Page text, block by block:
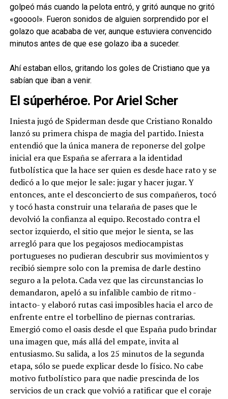
golpeó más cuando la pelota entró, y gritó aunque no gritó
«gooool». Fueron sonidos de alguien sorprendido por el
golazo que acababa de ver, aunque estuviera convencido
minutos antes de que ese golazo iba a suceder.
Ahí estaban ellos, gritando los goles de Cristiano que ya
sabían que iban a venir.
El súperhéroe. Por Ariel Scher
Iniesta jugó de Spiderman desde que Cristiano Ronaldo
lanzó su primera chispa de magia del partido. Iniesta
entendió que la única manera de reponerse del golpe
inicial era que España se aferrara a la identidad
futbolística que la hace ser quien es desde hace rato y se
dedicó a lo que mejor le sale: jugar y hacer jugar. Y
entonces, ante el desconcierto de sus compañeros, tocó
y tocó hasta construir una telaraña de pases que le
devolvió la confianza al equipo. Recostado contra el
sector izquierdo, el sitio que mejor le sienta, se las
arregló para que los pegajosos mediocampistas
portugueses no pudieran descubrir sus movimientos y
recibió siempre solo con la premisa de darle destino
seguro a la pelota. Cada vez que las circunstancias lo
demandaron, apeló a su infalible cambio de ritmo -
intacto- y elaboró rutas casi imposibles hacia el arco de
enfrente entre el torbellino de piernas contrarias.
Emergió como el oasis desde el que España pudo brindar
una imagen que, más allá del empate, invita al
entusiasmo. Su salida, a los 25 minutos de la segunda
etapa, sólo se puede explicar desde lo físico. No cabe
motivo futbolístico para que nadie prescinda de los
servicios de un crack que volvió a ratificar que el coraje